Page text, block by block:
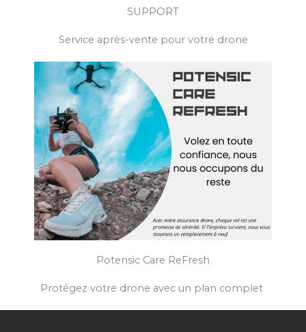
SUPPORT
Service après-vente pour votre drone
Potensic Care ReFresh
Protégez votre drone avec un plan complet